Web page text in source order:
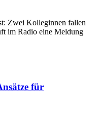
Zwei Kolleginnen fallen
im Radio eine Meldung
für